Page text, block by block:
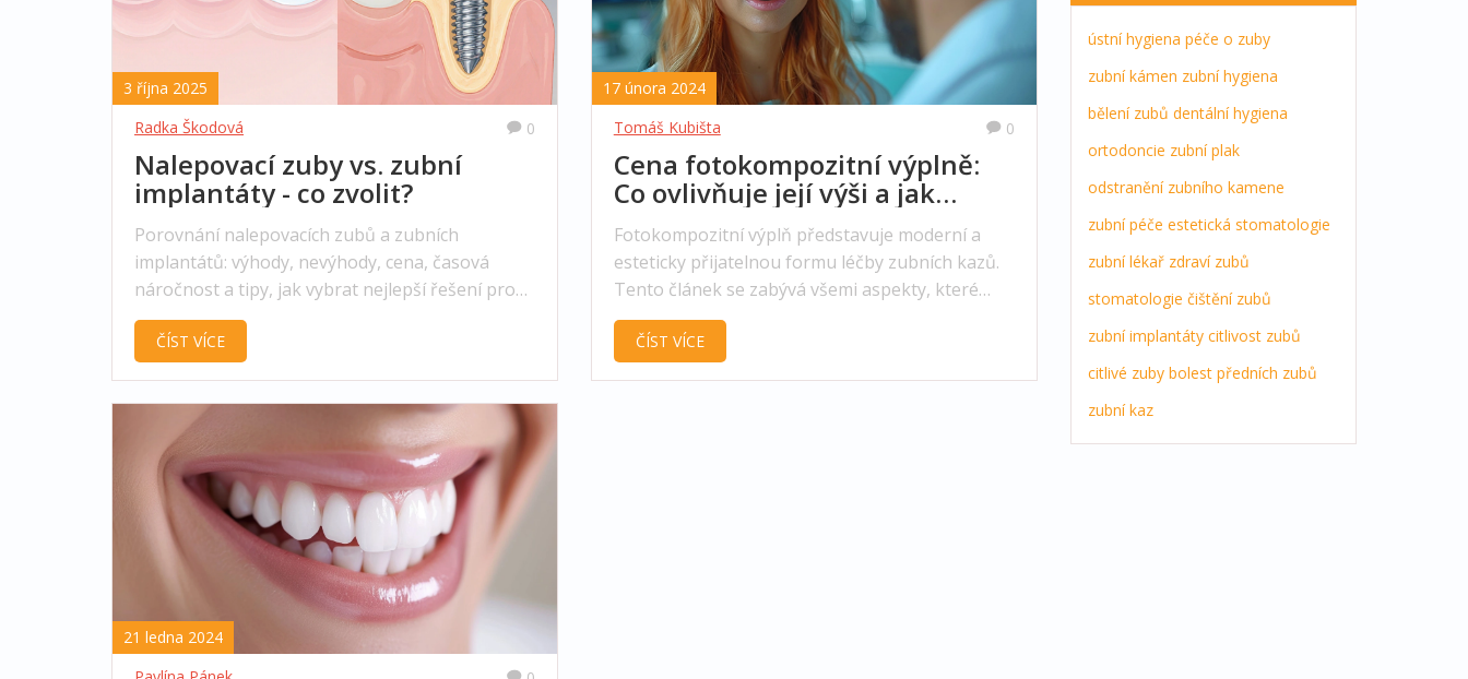
3 října 2025
Radka Škodová
0
Nalepovací zuby vs. zubní
implantáty - co zvolit?
Porovnání nalepovacích zubů a zubních
implantátů: výhody, nevýhody, cena, časová
náročnost a tipy, jak vybrat nejlepší řešení pro
váš úsměv.
ČÍST VÍCE
17 února 2024
Tomáš Kubišta
0
Cena fotokompozitní výplně:
Co ovlivňuje její výši a jak
ušetřit
Fotokompozitní výplň představuje moderní a
esteticky přijatelnou formu léčby zubních kazů.
Tento článek se zabývá všemi aspekty, které
ovlivňují její cenu, od materiálu, přes složitost
zákroku, až po regionální rozdíly. Nabízí také
ČÍST VÍCE
21 ledna 2024
ústní hygiena péče o zuby
zubní kámen zubní hygiena
bělení zubů dentální hygiena
ortodoncie zubní plak
odstranění zubního kamene
zubní péče estetická stomatologie
zubní lékař zdraví zubů
stomatologie čištění zubů
zubní implantáty citlivost zubů
citlivé zuby bolest předních zubů
zubní kaz